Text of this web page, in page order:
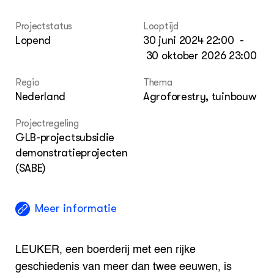
Dossiers
Projecten
In de regio
OVER
Over ons
Projectstatus
Lopend
Looptijd
30 juni 2024 22:00 -
30 oktober 2026 23:00
Regio
Nederland
Thema
Agroforestry, tuinbouw
Projectregeling
GLB-projectsubsidie
demonstratieprojecten
(SABE)
Meer informatie
LEUKER, een boerderij met een rijke
geschiedenis van meer dan twee eeuwen, is